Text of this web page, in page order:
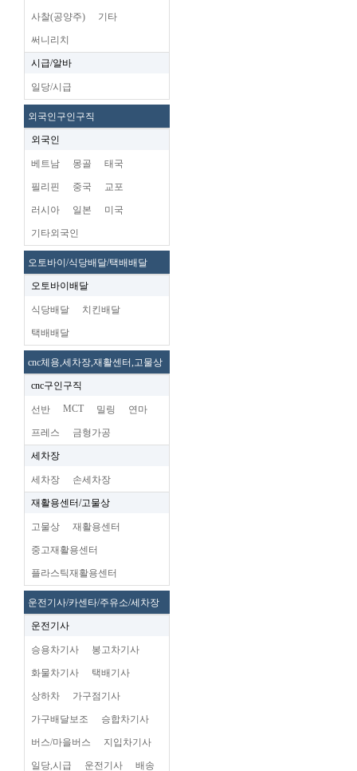
사찰(공양주) 기타
써니리치
시급/알바
일당/시급
외국인구인구직
외국인
베트남 몽골 태국
필리핀 중국 교포
러시아 일본 미국
기타외국인
오토바이/식당배달/택배배달
오토바이배달
식당배달 치킨배달
택배배달
cnc체용,세차장,재활센터,고물상
cnc구인구직
선반 MCT 밀링 연마
프레스 금형가공
세차장
세차장 손세차장
재활용센터/고물상
고물상 재활용센터
중고재활용센터
플라스틱재활용센터
운전기사/카센타/주유소/세차장
운전기사
승용차기사 봉고차기사
화물차기사 택배기사
상하차 가구점기사
가구배달보조 승합차기사
버스/마을버스 지입차기사
일당,시급 운전기사 배송